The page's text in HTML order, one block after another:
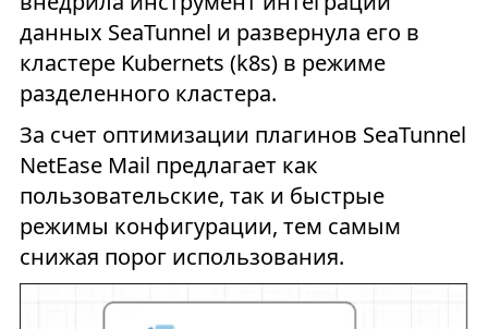
данных SeaTunnel и развернула его в
кластере Kubernets (k8s) в режиме
разделенного кластера.
За счет оптимизации плагинов SeaTunnel
NetEase Mail предлагает как
пользовательские, так и быстрые
режимы конфигурации, тем самым
снижая порог использования.